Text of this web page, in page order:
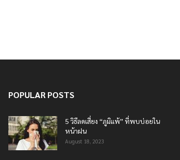
POPULAR POSTS
5 วิธีลดเสี่ยง “ภูมิแพ้” ที่พบบ่อยใน
หน้าฝน
August 18, 2023